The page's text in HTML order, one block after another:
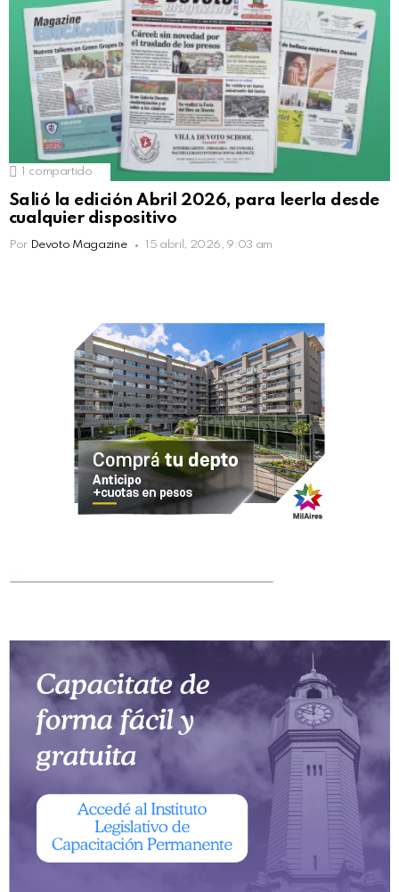
compartido
Salió la edición Abril 2026, para leerla desde
cualquier dispositivo
Por Devoto Magazine 15 abril, 2026, 9:03 am